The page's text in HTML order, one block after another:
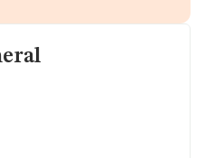
complementaria.